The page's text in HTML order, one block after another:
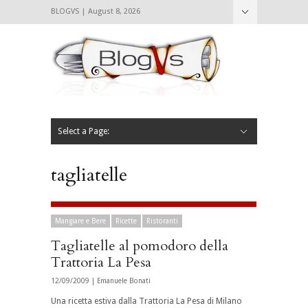
BLOGVS | August 8, 2026
Select a Page:
tagliatelle
Mangiare e Bere Ricette Ristoranti
Tagliatelle al pomodoro della
Trattoria La Pesa
12/09/2009 | Emanuele Bonati
Una ricetta estiva dalla Trattoria La Pesa di Milano